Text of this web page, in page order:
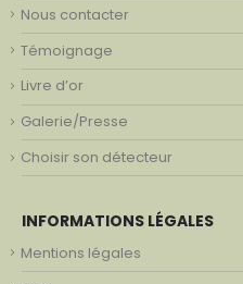
Nous contacter
Témoignage
Livre d’or
Galerie/Presse
Choisir son détecteur
INFORMATIONS LÉGALES
Mentions légales